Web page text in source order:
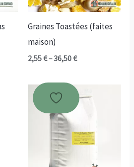
Graines Toastées (faites
maison)
2,55€–36,50€
Plage
2,55 €
36,50 €